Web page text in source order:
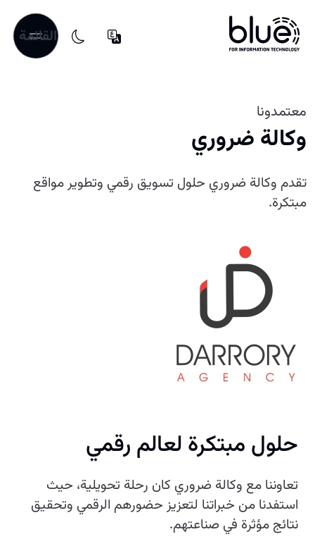
القائمة
معتمدونا
وكالة ضروري
تقدم وكالة ضروري حلول تسويق رقمي وتطوير مواقع
مبتكرة.
حلول مبتكرة لعالم رقمي
تعاوننا مع وكالة ضروري كان رحلة تحويلية، حيث
استفدنا من خبراتنا لتعزيز حضورهم الرقمي وتحقيق
نتائج مؤثرة في صناعتهم.